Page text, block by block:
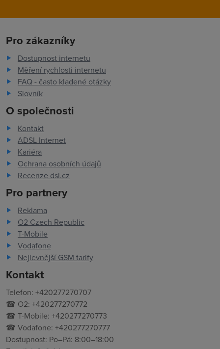
Pro zákazníky
Dostupnost internetu
Měření rychlosti internetu
FAQ - často kladené otázky
Slovník
O společnosti
Kontakt
ADSL Internet
Kariéra
Ochrana osobních údajů
Recenze dsl.cz
Pro partnery
Reklama
O2 Czech Republic
T-Mobile
Vodafone
Nejlevnější GSM tarify
Kontakt
Telefon: +420277270707
☎ O2: +420277270772
☎ T-Mobile: +420277270773
☎ Vodafone: +420277270777
Dostupnost: Po–Pá: 8:00–18:00